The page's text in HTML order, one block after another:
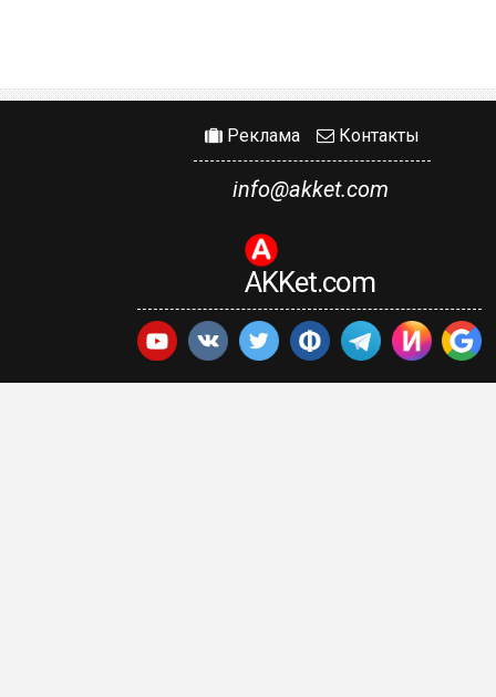
Реклама Контакты
info@akket.com
AKKet.com